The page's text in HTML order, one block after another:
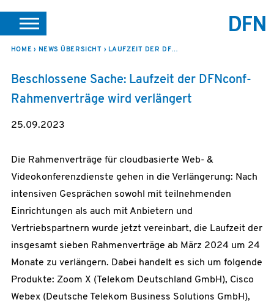
SUCHE PORTALE SUPPORT JOBS LEICHTE SPRACHE
VEREIN INTERN
HOME NEWS ÜBERSICHT LAUFZEIT DER DFNCONF-RAHMENVERTRÄGE WIRD VERLÄNGERT
Beschlossene Sache: Laufzeit der DFNconf-
Rahmenverträge wird verlängert
25.09.2023
Die Rahmenverträge für cloudbasierte Web- &
Videokonferenzdienste gehen in die Verlängerung: Nach
intensiven Gesprächen sowohl mit teilnehmenden
Einrichtungen als auch mit Anbietern und
Vertriebspartnern wurde jetzt vereinbart, die Laufzeit der
insgesamt sieben Rahmenverträge ab März 2024 um 24
Monate zu verlängern. Dabei handelt es sich um folgende
Produkte: Zoom X (Telekom Deutschland GmbH), Cisco
Webex (Deutsche Telekom Business Solutions GmbH),